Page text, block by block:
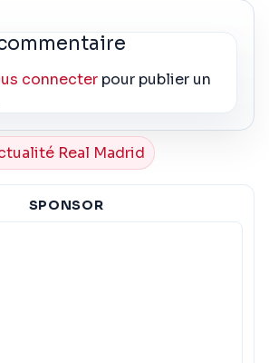
connecter pour publier un
Real Madrid
SPONSOR